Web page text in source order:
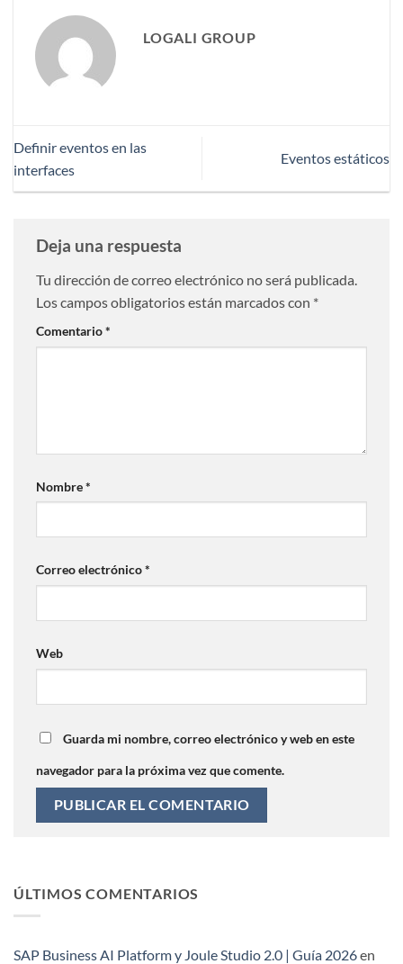
LOGALI GROUP
Definir eventos en las
interfaces
Eventos estáticos
Deja una respuesta
Tu dirección de correo electrónico no será publicada.
Los campos obligatorios están marcados con *
Comentario*
Nombre*
Correo electrónico*
Web
Guarda mi nombre, correo electrónico y web en este
navegador para la próxima vez que comente.
ÚLTIMOS COMENTARIOS
SAP Business AI Platform y Joule Studio 2.0 | Guía 2026en